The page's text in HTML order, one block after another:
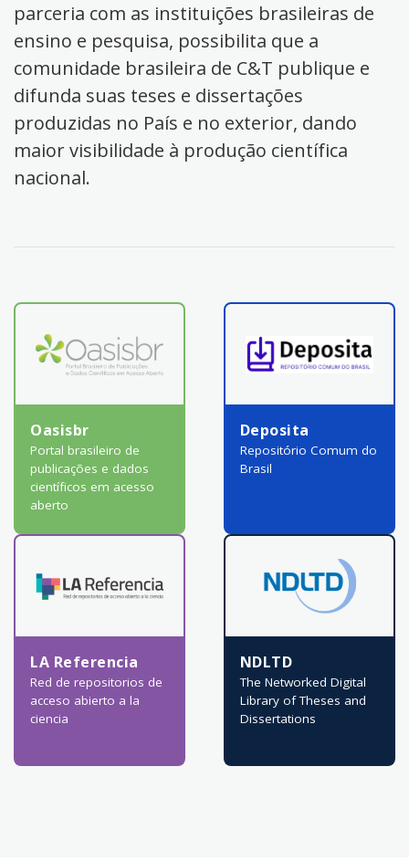
parceria com as instituições brasileiras de
ensino e pesquisa, possibilita que a
comunidade brasileira de C&T publique e
difunda suas teses e dissertações
produzidas no País e no exterior, dando
maior visibilidade à produção científica
nacional.
Oasisbr
Portal brasileiro de
publicações e dados
científicos em acesso
aberto
Deposita
Repositório Comum do
Brasil
LA Referencia
Red de repositorios de
acceso abierto a la
ciencia
NDLTD
The Networked Digital
Library of Theses and
Dissertations